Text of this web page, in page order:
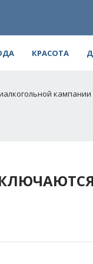
КРАСОТА
кампании